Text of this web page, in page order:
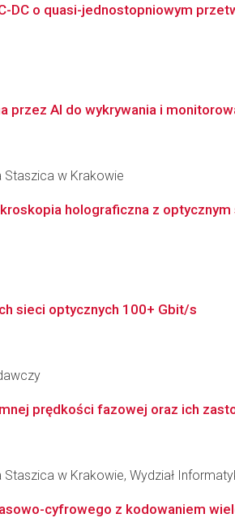
DC o quasi-jednostopniowym
przez AI do wykrywania i
Staszica w Krakowie
holograficzna z
sieci optycznych 100+ Gbit/s
prędkości fazowej oraz ich
w Krakowie, Wydział
cyfrowego z kodowaniem